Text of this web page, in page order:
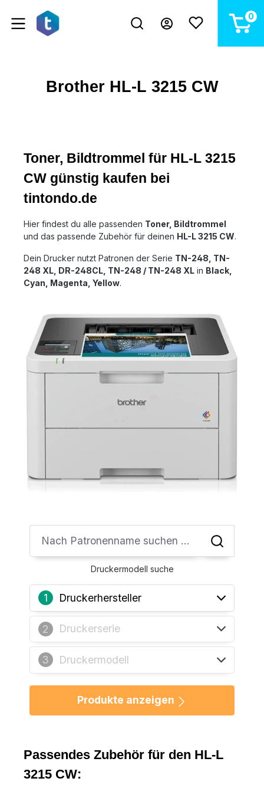
springen 0
Brother HL-L 3215 CW
Toner, Bildtrommel für HL-L 3215
CW günstig kaufen bei
tintondo.de
Hier findest du alle passenden Toner, Bildtrommel
und das passende Zubehör für deinen HL-L 3215 CW.
Dein Drucker nutzt Patronen der Serie TN-248, TN-
248 XL, DR-248CL, TN-248 / TN-248 XL in Black,
Cyan, Magenta, Yellow.
Druckermodell suche
1 Druckerhersteller
2 Druckerserie
3 Druckermodell
Produkte anzeigen
Passendes Zubehör für den HL-L
3215 CW: